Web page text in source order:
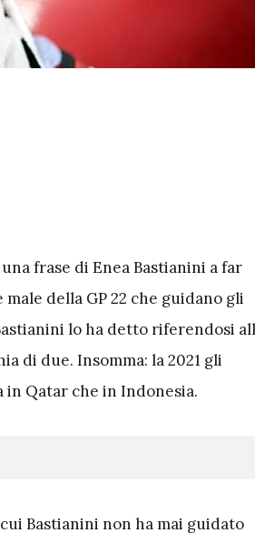
una frase di Enea Bastianini a far
della GP 22 che guidano gli
lo ha detto riferendosi
di due. Insomma: la 2021 gli
in Qatar che in Indonesia.
Bastianini non ha mai guidato